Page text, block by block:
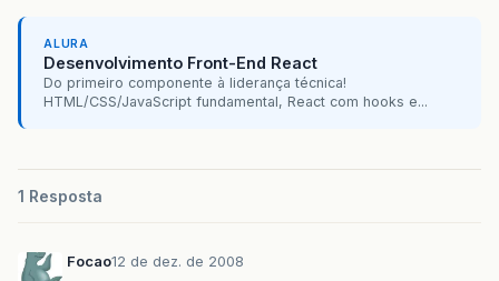
ALURA
Desenvolvimento Front-End React
Do primeiro componente à liderança técnica!
HTML/CSS/JavaScript fundamental, React com hooks e...
1 Resposta
Focao12 de dez. de 2008